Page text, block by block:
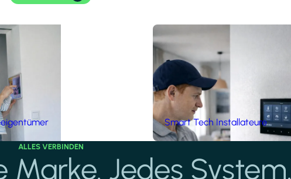
Smart Tech Installateure
ALLES VERBINDEN
Marke. Jedes System.